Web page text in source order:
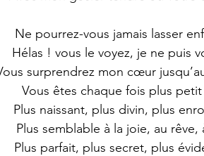
Ne pourrez-vous jamais lasser
Hélas ! vous le voyez, je ne puis
surprendrez mon cœur
Vous êtes chaque fois plus
Plus naissant, plus divin, plus
Plus semblable à la joie, au rêve,
Plus parfait, plus secret, plus